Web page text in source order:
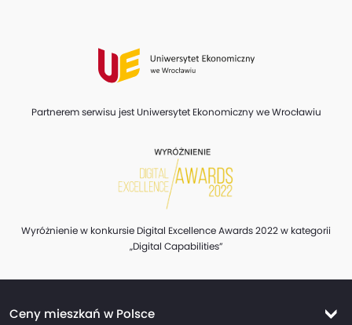
Partnerem serwisu jest Uniwersytet Ekonomiczny we Wrocławiu
Wyróżnienie w konkursie Digital Excellence Awards 2022 w kategorii
„Digital Capabilities”
Ceny mieszkań w Polsce